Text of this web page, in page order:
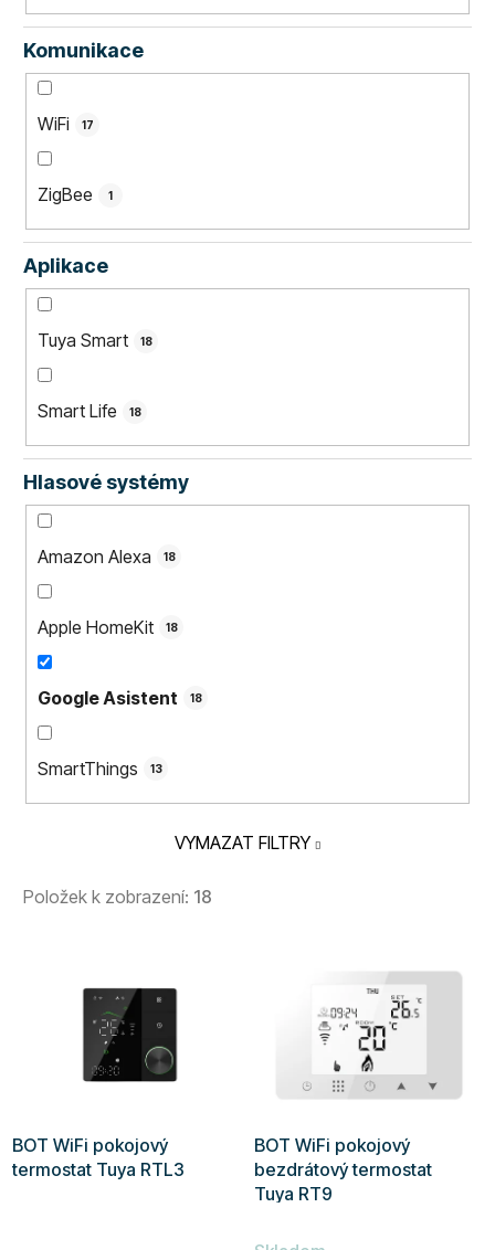
Komunikace
WiFi 17
ZigBee 1
Aplikace
Tuya Smart 18
Smart Life 18
Hlasové systémy
Amazon Alexa 18
Apple HomeKit 18
Google Asistent 18
SmartThings 13
VYMAZAT FILTRY
Položek k zobrazení: 18
r
o
BOT WiFi pokojový
termostat Tuya RTL3
BOT WiFi pokojový
bezdrátový termostat
Tuya RT9